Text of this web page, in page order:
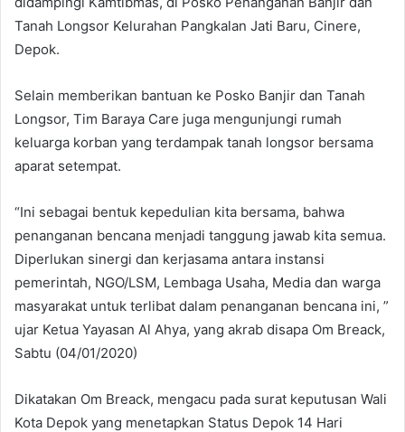
Tanah Longsor Kelurahan Pangkalan Jati Baru, Cinere,
Depok.
Selain memberikan bantuan ke Posko Banjir dan Tanah
Longsor, Tim Baraya Care juga mengunjungi rumah
keluarga korban yang terdampak tanah longsor bersama
aparat setempat.
“Ini sebagai bentuk kepedulian kita bersama, bahwa
penanganan bencana menjadi tanggung jawab kita semua.
Diperlukan sinergi dan kerjasama antara instansi
pemerintah, NGO/LSM, Lembaga Usaha, Media dan warga
masyarakat untuk terlibat dalam penanganan bencana ini, ”
ujar Ketua Yayasan Al Ahya, yang akrab disapa Om Breack,
Sabtu (04/01/2020)
Dikatakan Om Breack, mengacu pada surat keputusan Wali
Kota Depok yang menetapkan Status Depok 14 Hari